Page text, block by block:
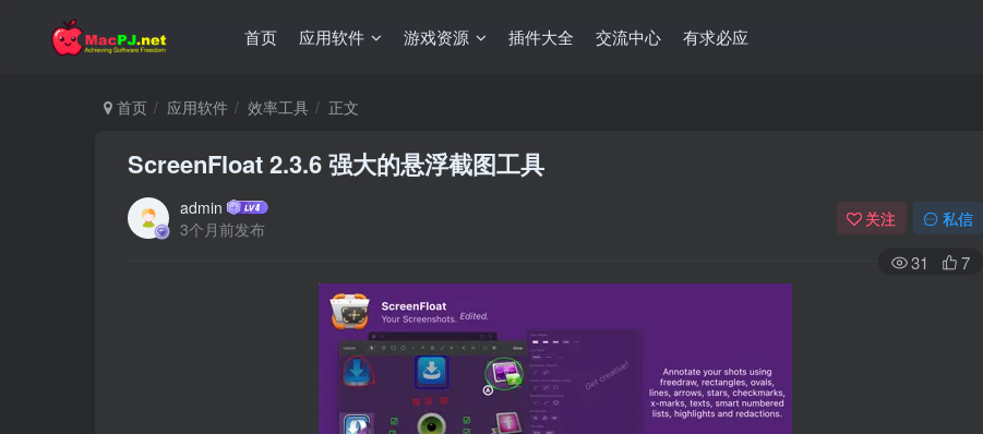
首页 应用软件 游戏资源 插件大全 交流中心 有求必应
首页 应用软件 效率工具 正文
ScreenFloat 2.3.6 强大的悬浮截图工具
admin
3个月前发布
关注 私信
31 7